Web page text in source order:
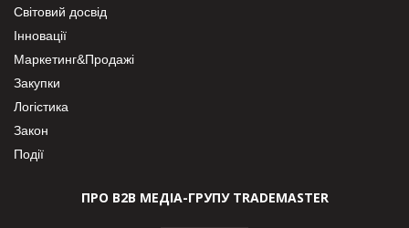
Світовий досвід
Інновації
Маркетинг&Продажі
Закупки
Логістика
Закон
Події
ПРО В2В МЕДІА-ГРУПУ TRADEMASTER